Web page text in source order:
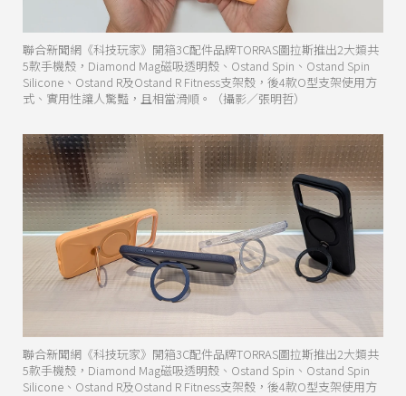
聯合新聞網《科技玩家》開箱3C配件品牌TORRAS圖拉斯推出2大類共
5款手機殼，Diamond Mag磁吸透明殼、Ostand Spin、Ostand Spin
Silicone、Ostand R及Ostand R Fitness支架殼，後4款O型支架使用方
式、實用性讓人驚豔，且相當滑順。（攝影／張明哲）
聯合新聞網《科技玩家》開箱3C配件品牌TORRAS圖拉斯推出2大類共
5款手機殼，Diamond Mag磁吸透明殼、Ostand Spin、Ostand Spin
Silicone、Ostand R及Ostand R Fitness支架殼，後4款O型支架使用方